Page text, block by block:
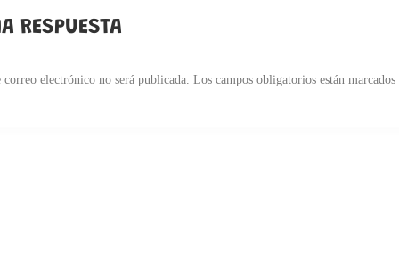
RESPUESTA
electrónico no será publicada. Los campos obligatorios están marcados